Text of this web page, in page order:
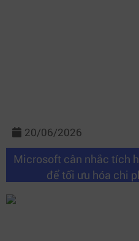
20/06/2026
Microsoft cân nhắc tích
để tối ưu hóa chi